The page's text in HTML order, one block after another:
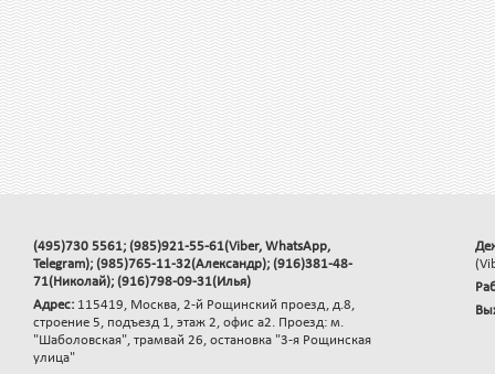
(495)730 5561; (985)921-55-61(Viber, WhatsApp,
Telegram); (985)765-11-32(Александр); (916)381-48-
71(Николай); (916)798-09-31(Илья)
Адрес: 115419, Москва, 2-й Рощинский проезд, д.8,
строение 5, подъезд 1, этаж 2, офис а2. Проезд: м.
"Шаболовская", трамвай 26, остановка "3-я Рощинская
улица"